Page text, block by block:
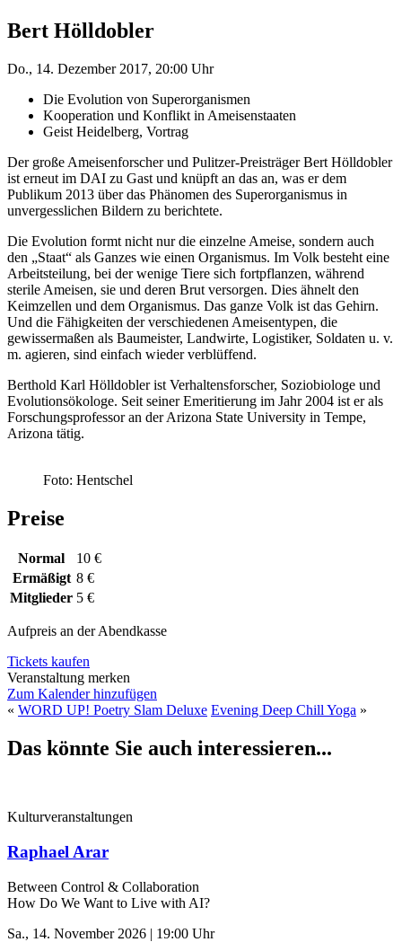
Bert Hölldobler
Do., 14. Dezember 2017, 20:00 Uhr
Die Evolution von Superorganismen
Kooperation und Konflikt in Ameisenstaaten
Geist Heidelberg, Vortrag
Der große Ameisenforscher und Pulitzer-Preisträger Bert Hölldobler
ist erneut im DAI zu Gast und knüpft an das an, was er dem
Publikum 2013 über das Phänomen des Superorganismus in
unvergesslichen Bildern zu berichtete.
Die Evolution formt nicht nur die einzelne Ameise, sondern auch
den „Staat“ als Ganzes wie einen Organismus. Im Volk besteht eine
Arbeitsteilung, bei der wenige Tiere sich fortpflanzen, während
sterile Ameisen, sie und deren Brut versorgen. Dies ähnelt den
Keimzellen und dem Organismus. Das ganze Volk ist das Gehirn.
Und die Fähigkeiten der verschiedenen Ameisentypen, die
gewissermaßen als Baumeister, Landwirte, Logistiker, Soldaten u. v.
m. agieren, sind einfach wieder verblüffend.
Berthold Karl Hölldobler ist Verhaltensforscher, Soziobiologe und
Evolutionsökologe. Seit seiner Emeritierung im Jahr 2004 ist er als
Forschungsprofessor an der Arizona State University in Tempe,
Arizona tätig.
Foto: Hentschel
Preise
Normal
10 €
Ermäßigt 8 €
Mitglieder 5 €
Aufpreis an der Abendkasse
Tickets kaufen
Veranstaltung merken
Zum Kalender hinzufügen
« WORD UP! Poetry Slam Deluxe Evening Deep Chill Yoga »
Das könnte Sie auch interessieren...
Kulturveranstaltungen
Raphael Arar
Between Control & ­Collaboration
How Do We Want to Live with AI?
Sa., 14. November 2026 | 19:00 Uhr